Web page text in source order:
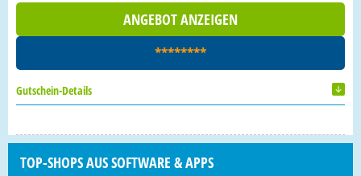
ANGEBOT ANZEIGEN
********
Gutschein-Details
TOP-SHOPS AUS SOFTWARE & APPS